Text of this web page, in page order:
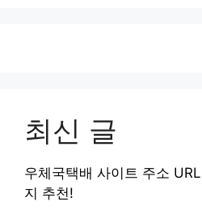
최신 글
우체국택배 사이트 주소
지 추천!